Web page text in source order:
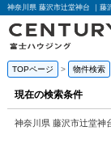
神奈川県 藤沢市辻堂神台 ｜藤
TOPページ 物件検索
現在の検索条件
神奈川県 藤沢市辻堂神